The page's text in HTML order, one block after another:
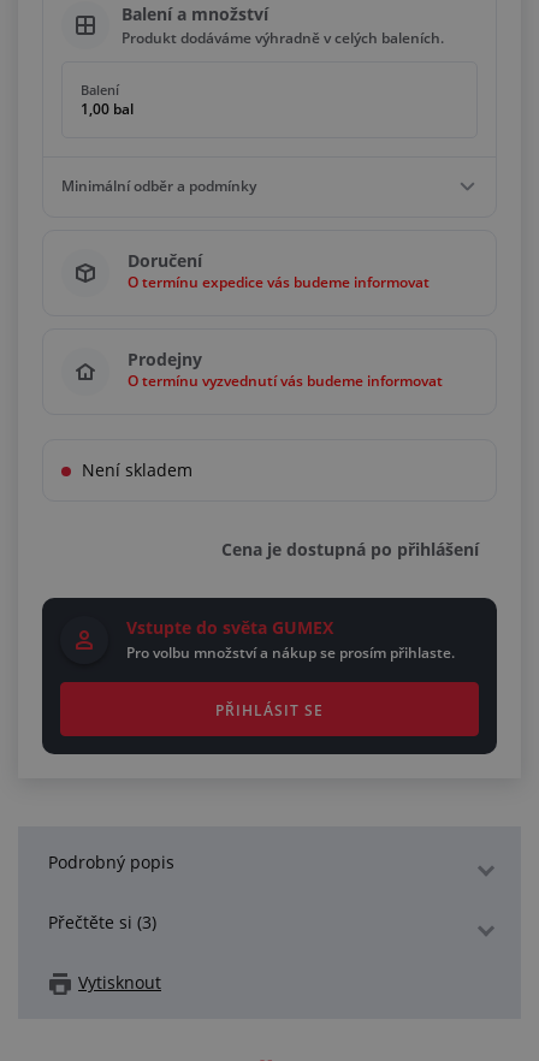
Balení a množství
Produkt dodáváme výhradně v celých baleních.
Balení
1,00 bal
Minimální odběr a podmínky
1,00 bal
Násobky 1,00 bal
Doručení
O termínu expedice vás budeme informovat
Prodejny
O termínu vyzvednutí vás budeme informovat
Není skladem
Cena je dostupná po přihlášení
Vstupte do světa GUMEX
Pro volbu množství a nákup se prosím přihlaste.
PŘIHLÁSIT SE
Podrobný popis
Přečtěte si (3)
Vytisknout